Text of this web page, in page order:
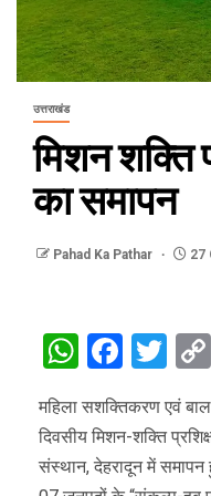
उत्तराखंड
मिशन शक्ति
का समापन
Pahad Ka Pathar 27
महिला सशक्तिकरण एवं बाल
दिवसीय मिशन-शक्ति
संस्थान, देहरादून में